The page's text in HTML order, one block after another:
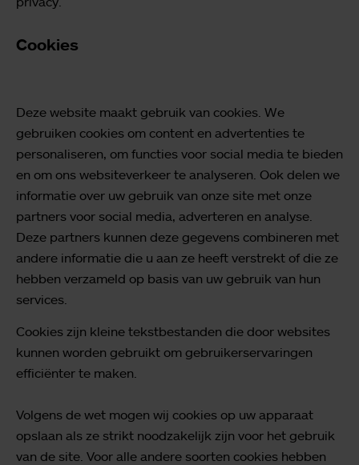
Cookies
Deze website maakt gebruik van cookies. We
gebruiken cookies om content en advertenties te
personaliseren, om functies voor social media te bieden
en om ons websiteverkeer te analyseren. Ook delen we
informatie over uw gebruik van onze site met onze
partners voor social media, adverteren en analyse.
Deze partners kunnen deze gegevens combineren met
andere informatie die u aan ze heeft verstrekt of die ze
hebben verzameld op basis van uw gebruik van hun
services.
Cookies zijn kleine tekstbestanden die door websites
kunnen worden gebruikt om gebruikerservaringen
efficiënter te maken.
Volgens de wet mogen wij cookies op uw apparaat
opslaan als ze strikt noodzakelijk zijn voor het gebruik
van de site. Voor alle andere soorten cookies hebben